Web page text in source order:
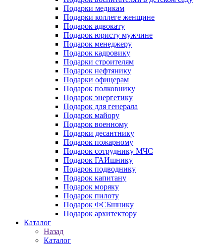
Подарки медикам
Подарки коллеге женщине
Подарок адвокату
Подарок юристу мужчине
Подарок менеджеру
Подарок кадровику
Подарки строителям
Подарок нефтянику
Подарки офицерам
Подарок полковнику
Подарок энергетику
Подарок для генерала
Подарок майору
Подарок военному
Подарки десантнику
Подарок пожарному
Подарок сотруднику МЧС
Подарок ГАИшнику
Подарок подводнику
Подарок капитану
Подарок моряку
Подарок пилоту
Подарок ФСБшнику
Подарок архитектору
Каталог
Назад
Каталог